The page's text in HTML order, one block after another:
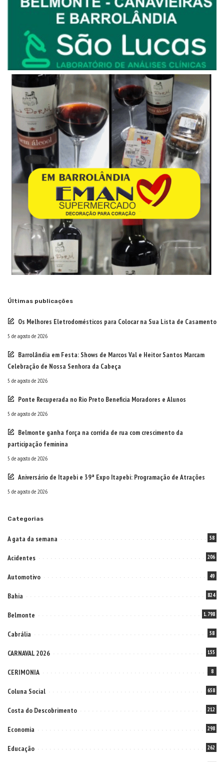
Últimas publicações
Os Melhores Eletrodomésticos para Colocar na Sua Lista de Casamento
5 de agosto de 2026
Barrolândia em Festa: Shows de Marcos Val e Heitor Santos Marcam
Celebração de Nossa Senhora da Cabeça
5 de agosto de 2026
Ponte Recuperada no Rio Preto Beneficia Moradores e Alunos
5 de agosto de 2026
Belmonte ganha força na corrida de rua com crescimento da
participação feminina
5 de agosto de 2026
Aniversário de Itapebi e 39ª Expo Itapebi: Programação de Atrações
5 de agosto de 2026
Categorias
A gata da semana 58
Acidentes 206
Automotivo 49
Bahia 824
Belmonte 1.798
Cabrália 58
CARNAVAL 2026 155
CERIMONIA 8
Coluna Social 658
Costa do Descobrimento 212
Economia 298
Educação 262